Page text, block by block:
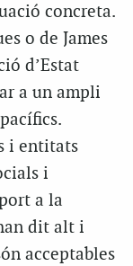
concreta.
o de James
d’Estat
a un ampli
i entitats
i
a la
dit alt i
acceptables